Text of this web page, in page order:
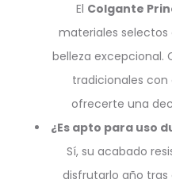
El Colgante
materiales selectos
belleza excepcional.
tradicionales
ofrecerte una
¿Es apto para uso
Sí, su acabado
disfrutarlo año tras